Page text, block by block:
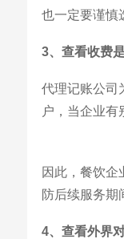
也一定要谨慎
3、查看收费
代理记账公司
户，当企业有
因此，餐饮企
防后续服务期
4、查看外界